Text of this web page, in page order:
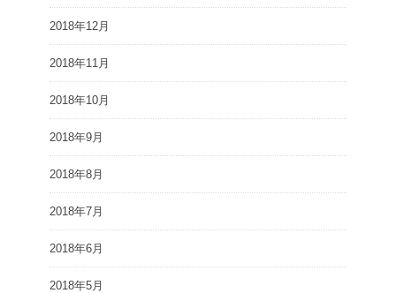
2018年12月
2018年11月
2018年10月
2018年9月
2018年8月
2018年7月
2018年6月
2018年5月